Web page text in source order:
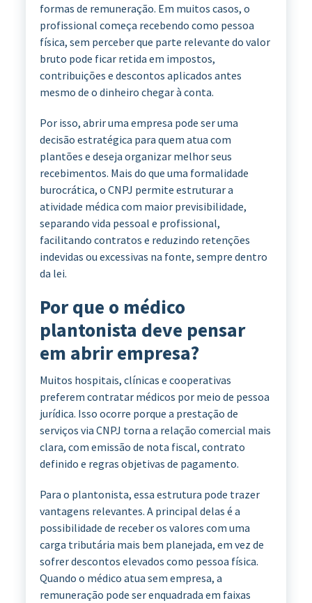
formas de remuneração. Em muitos casos, o
profissional começa recebendo como pessoa
física, sem perceber que parte relevante do valor
bruto pode ficar retida em impostos,
contribuições e descontos aplicados antes
mesmo de o dinheiro chegar à conta.
Por isso, abrir uma empresa pode ser uma
decisão estratégica para quem atua com
plantões e deseja organizar melhor seus
recebimentos. Mais do que uma formalidade
burocrática, o CNPJ permite estruturar a
atividade médica com maior previsibilidade,
separando vida pessoal e profissional,
facilitando contratos e reduzindo retenções
indevidas ou excessivas na fonte, sempre dentro
da lei.
Por que o médico
plantonista deve pensar
em abrir empresa?
Muitos hospitais, clínicas e cooperativas
preferem contratar médicos por meio de pessoa
jurídica. Isso ocorre porque a prestação de
serviços via CNPJ torna a relação comercial mais
clara, com emissão de nota fiscal, contrato
definido e regras objetivas de pagamento.
Para o plantonista, essa estrutura pode trazer
vantagens relevantes. A principal delas é a
possibilidade de receber os valores com uma
carga tributária mais bem planejada, em vez de
sofrer descontos elevados como pessoa física.
Quando o médico atua sem empresa, a
remuneração pode ser enquadrada em faixas